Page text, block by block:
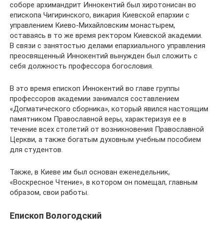
соборе архимандрит Иннокентий был хиротонисан во
епископа Чигиринского, викария Киевской епархии с
управлением Киево-Михайловским монастырем,
оставаясь в то же время ректором Киевской академии.
В связи с занятостью делами епархиального управления
преосвященный Иннокентий вынужден был сложить с
себя должность профессора богословия.
В это время епископ Иннокентий во главе группы
профессоров академии занимался составлением
«Догматического сборника», который явился настоящим
памятником Православной веры, характеризуя ее в
течение всех столетий от возникновения Православной
Церкви, а также богатым духовным учебным пособием
для студентов.
Также, в Киеве им был основан еженедельник,
«Воскресное Чтение», в котором он помещал, главным
образом, свои работы.
Епископ Вологодский